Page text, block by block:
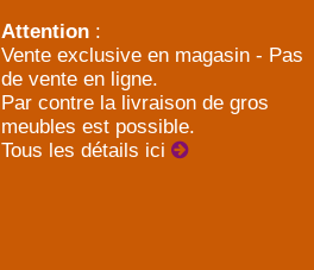
Attention :
Vente exclusive en magasin - Pas
de vente en ligne.
Par contre la livraison de gros
meubles est possible.
Tous les détails ici